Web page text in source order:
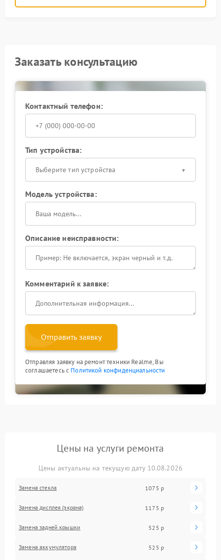
Заказать консультацию
Контактный телефон:
Тип устройства:
Выберите тип устройства
Модель устройства:
Описание неисправности:
Комментарий к заявке:
Отправить заявку
Отправляя заявку на ремонт техники Realme, Вы
соглашаетесь с Политикой конфиденциальности
Цены на услуги ремонта
Цены актуальны на текущую дату 10.08.2026
Замена стекла 1075 р
Замена дисплея (экрана) 1175 р
Замена задней крышки 525 р
Замена аккумулятора 525 р